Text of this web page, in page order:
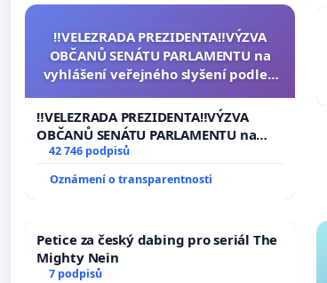
‼️VELEZRADA PREZIDENTA‼️VÝZVA
OBČANŮ SENÁTU PARLAMENTU na
vyhlášení veřejného slyšení podle §
na přijetí usnesení k podání ústavní
žaloby na prezidenta republiky
‼️VELEZRADA PREZIDENTA‼️VÝZVA
OBČANŮ SENÁTU PARLAMENTU na
vyhlášení veřejného slyšení podle §
144 jednacího řádu Senátu k návrhu
na přijetí usnesení k podání ústavní
42 746 podpisů
Oznámení o transparentnosti
Petice za český dabing pro seriál The
Mighty Nein
7 podpisů